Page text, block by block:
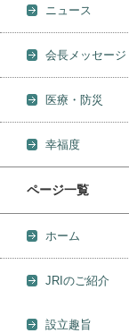
ニュース
会長メッセージ
医療・防災
幸福度
ページ一覧
ホーム
JRIのご紹介
設立趣旨